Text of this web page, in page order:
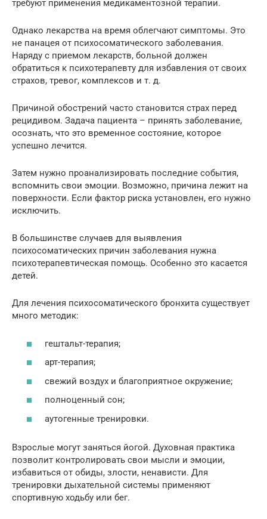
требуют применения медикаментозной терапии.
Однако лекарства на время облегчают симптомы. Это
не панацея от психосоматического заболевания.
Наряду с приемом лекарств, больной должен
обратиться к психотерапевту для избавления от своих
страхов, тревог, комплексов и т. д.
Причиной обострений часто становится страх перед
рецидивом. Задача пациента – принять заболевание,
осознать, что это временное состояние, которое
успешно лечится.
Затем нужно проанализировать последние события,
вспомнить свои эмоции. Возможно, причина лежит на
поверхности. Если фактор риска установлен, его нужно
исключить.
В большинстве случаев для выявления
психосоматических причин заболевания нужна
психотерапевтическая помощь. Особенно это касается
детей.
Для лечения психосоматического бронхита существует
много методик:
гештальт-терапия;
арт-терапия;
свежий воздух и благоприятное окружение;
полноценный сон;
аутогенные тренировки.
Взрослые могут заняться йогой. Духовная практика
позволит контролировать свои мысли и эмоции,
избавиться от обиды, злости, ненависти. Для
тренировки дыхательной системы применяют
спортивную ходьбу или бег.